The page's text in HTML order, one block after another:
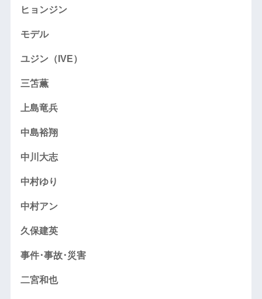
ヒョンジン
モデル
ユジン（IVE）
三笘薫
上島竜兵
中島裕翔
中川大志
中村ゆり
中村アン
久保建英
事件･事故･災害
二宮和也